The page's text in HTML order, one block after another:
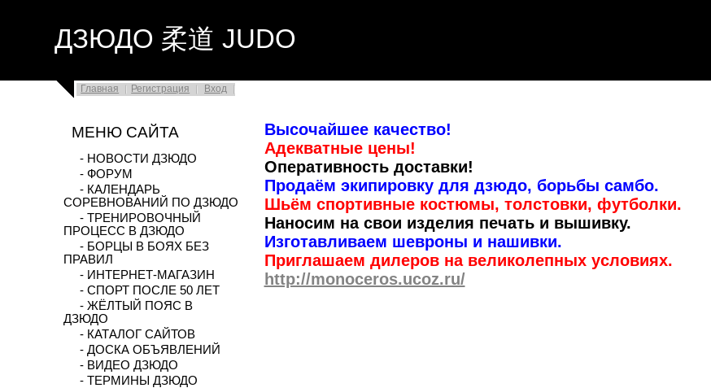
ДЗЮДО 柔道 JUDO
Главная Регистрация Вход
МЕНЮ САЙТА
- НОВОСТИ ДЗЮДО
- ФОРУМ
- КАЛЕНДАРЬ
СОРЕВНОВАНИЙ ПО ДЗЮДО
- ТРЕНИРОВОЧНЫЙ
ПРОЦЕСС В ДЗЮДО
- БОРЦЫ В БОЯХ БЕЗ
ПРАВИЛ
- ИНТЕРНЕТ-МАГАЗИН
- СПОРТ ПОСЛЕ 50 ЛЕТ
- ЖЁЛТЫЙ ПОЯС В
ДЗЮДО
- КАТАЛОГ САЙТОВ
- ДОСКА ОБЪЯВЛЕНИЙ
- ВИДЕО ДЗЮДО
- ТЕРМИНЫ ДЗЮДО
Высочайшее качество!
Адекватные цены!
Оперативность доставки!
Продаём экипировку для дзюдо, борьбы самбо.
Шьём спортивные костюмы, толстовки, футболки.
Наносим на свои изделия печать и вышивку.
Изготавливаем шевроны и нашивки.
Приглашаем дилеров на великолепных условиях.
http://monoceros.ucoz.ru/